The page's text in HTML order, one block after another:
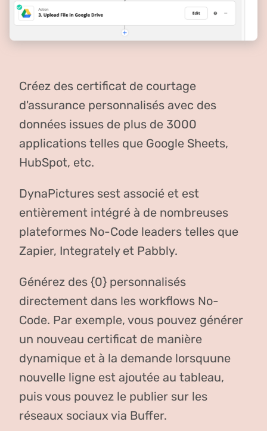
Créez des certificat de courtage
d'assurance personnalisés avec des
données issues de plus de 3000
applications telles que Google Sheets,
HubSpot, etc.
DynaPictures sest associé et est
entièrement intégré à de nombreuses
plateformes No-Code leaders telles que
Zapier, Integrately et Pabbly.
Générez des {0} personnalisés
directement dans les workflows No-
Code. Par exemple, vous pouvez générer
un nouveau certificat de manière
dynamique et à la demande lorsquune
nouvelle ligne est ajoutée au tableau,
puis vous pouvez le publier sur les
réseaux sociaux via Buffer.